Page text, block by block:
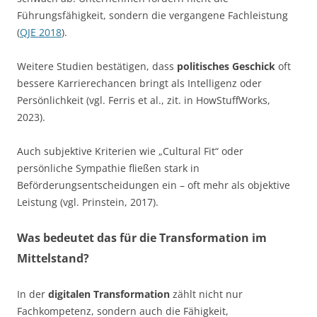
Führungsfähigkeit, sondern die vergangene Fachleistung
(QJE 2018).
Weitere Studien bestätigen, dass politisches Geschick oft
bessere Karrierechancen bringt als Intelligenz oder
Persönlichkeit (vgl. Ferris et al., zit. in HowStuffWorks,
2023).
Auch subjektive Kriterien wie „Cultural Fit“ oder
persönliche Sympathie fließen stark in
Beförderungsentscheidungen ein – oft mehr als objektive
Leistung (vgl. Prinstein, 2017).
Was bedeutet das für die Transformation im
Mittelstand?
In der digitalen Transformation zählt nicht nur
Fachkompetenz, sondern auch die Fähigkeit,